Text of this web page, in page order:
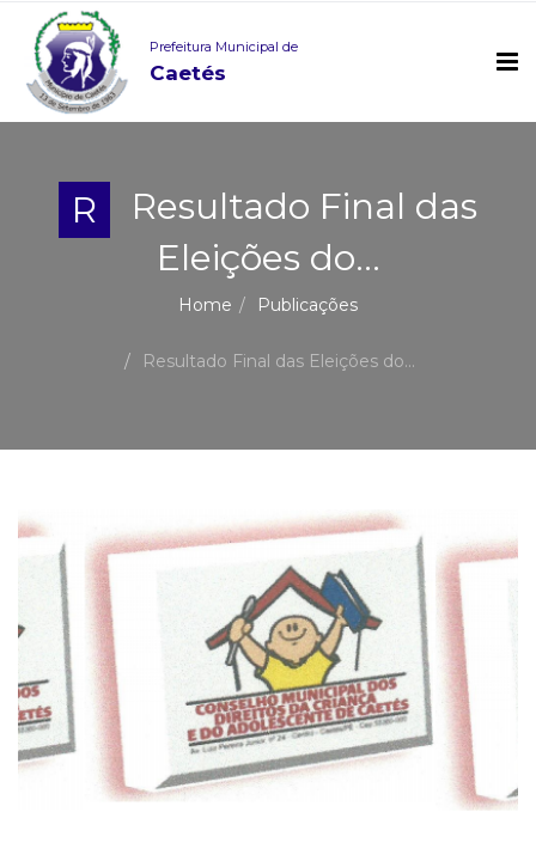
Prefeitura Municipal de
Caetés
R
Resultado Final das
Eleições do...
Home Publicações
Resultado Final das Eleições do...